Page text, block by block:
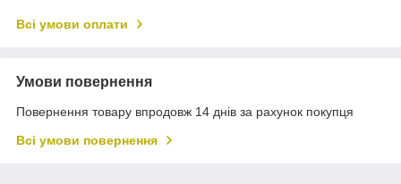
Всі умови оплати
Умови повернення
Повернення товару впродовж 14 днів за рахунок покупця
Всі умови повернення